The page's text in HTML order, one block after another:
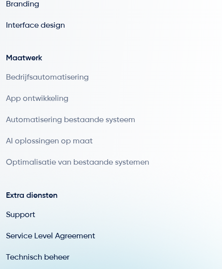
Branding
Interface design
Maatwerk
Bedrijfsautomatisering
App ontwikkeling
Automatisering bestaande systeem
AI oplossingen op maat
Optimalisatie van bestaande systemen
Extra diensten
Support
Service Level Agreement
Technisch beheer